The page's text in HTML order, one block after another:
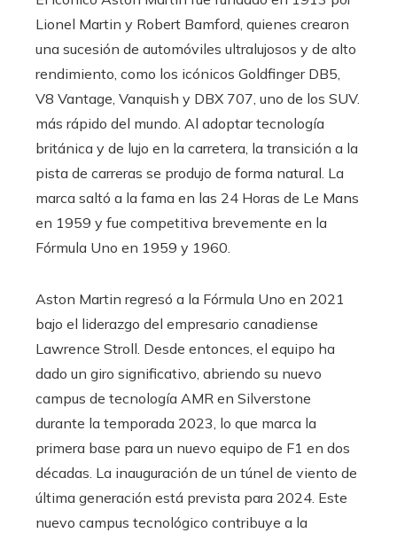
Lionel Martin y Robert Bamford, quienes crearon
una sucesión de automóviles ultralujosos y de alto
rendimiento, como los icónicos Goldfinger DB5,
V8 Vantage, Vanquish y DBX 707, uno de los SUV.
más rápido del mundo. Al adoptar tecnología
británica y de lujo en la carretera, la transición a la
pista de carreras se produjo de forma natural. La
marca saltó a la fama en las 24 Horas de Le Mans
en 1959 y fue competitiva brevemente en la
Fórmula Uno en 1959 y 1960.
Aston Martin regresó a la Fórmula Uno en 2021
bajo el liderazgo del empresario canadiense
Lawrence Stroll. Desde entonces, el equipo ha
dado un giro significativo, abriendo su nuevo
campus de tecnología AMR en Silverstone
durante la temporada 2023, lo que marca la
primera base para un nuevo equipo de F1 en dos
décadas. La inauguración de un túnel de viento de
última generación está prevista para 2024. Este
nuevo campus tecnológico contribuye a la